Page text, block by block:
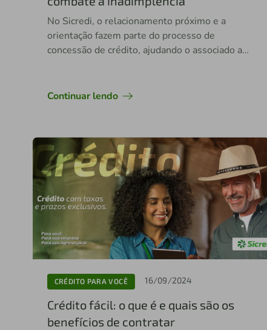
No Sicredi, o relacionamento próximo e a
orientação fazem parte do processo de
concessão de crédito, ajudando o associado a
Continuar lendo
CRÉDITO PARA VOCÊ 16/09/2024
Crédito fácil: o que é e quais são os
benefícios de contratar